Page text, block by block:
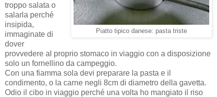
Piatto tipico danese: pasta triste
troppo salata o
salarla perché
insipida,
immaginate di
dover
provvedere al proprio stomaco in viaggio con a disposizione
solo un fornellino da campeggio.
Con una fiamma sola devi preparare la pasta e il
condimento, o la carne negli 8cm di diametro della gavetta.
Odio il cibo in viaggio perché una volta ho mangiato il riso